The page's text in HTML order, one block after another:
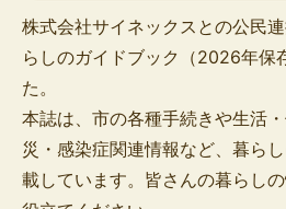
株式会社サイネックスとの公民
らしのガイドブック（2026年保
た。
本誌は、市の各種手続きや生活
災・感染症関連情報など、暮ら
載しています。皆さんの暮らし